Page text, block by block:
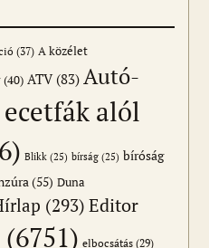
(37) A közélet
(40) ATV(83) Autó-
alól
Blikk (25) bírság (25) bíróság
(55) Duna
(293) Editor
(6751) elbocsátás (29)